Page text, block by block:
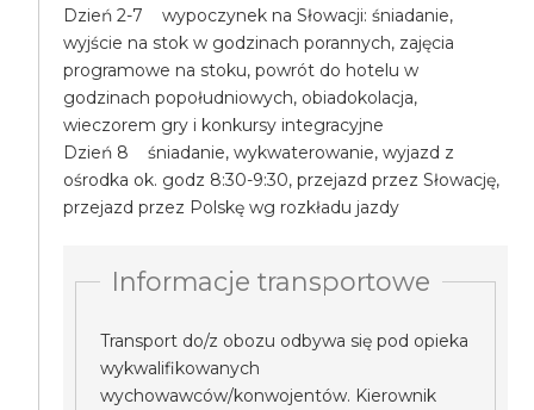
Dzień 2-7 wypoczynek na Słowacji: śniadanie,
wyjście na stok w godzinach porannych, zajęcia
programowe na stoku, powrót do hotelu w
godzinach popołudniowych, obiadokolacja,
wieczorem gry i konkursy integracyjne
Dzień 8 śniadanie, wykwaterowanie, wyjazd z
ośrodka ok. godz 8:30-9:30, przejazd przez Słowację,
przejazd przez Polskę wg rozkładu jazdy
Informacje transportowe
Transport do/z obozu odbywa się pod opieka
wykwalifikowanych
wychowawców/konwojentów. Kierownik